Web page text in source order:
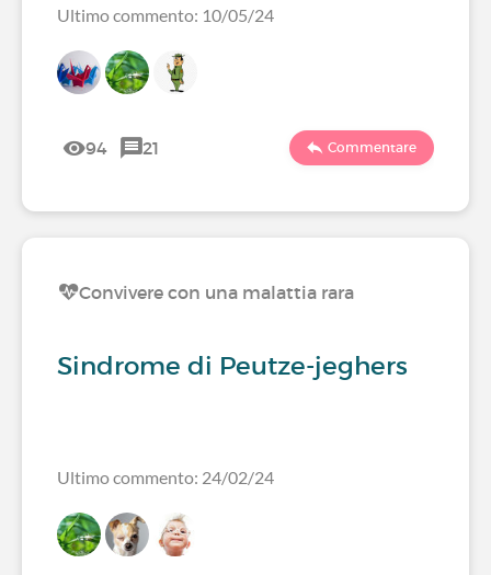
Ultimo commento: 10/05/24
94 21 Commentare
Convivere con una malattia rara
Sindrome di Peutze-jeghers
Ultimo commento: 24/02/24